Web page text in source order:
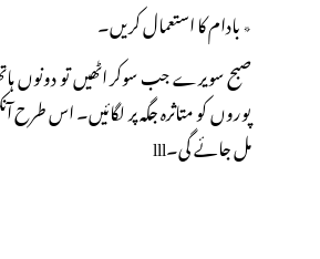
٭ بادام کا استعمال کریں۔
صبح سویرے جب سوکر اٹھیں تو دونوں
پوروں کو متاثرہ جگہ پر لگائیں۔ اس
مل جائے گی۔lll